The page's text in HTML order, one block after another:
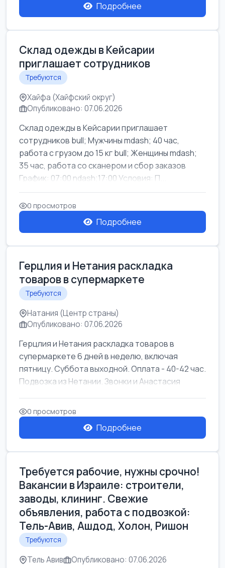
Подробнее
Склад одежды в Кейсарии
приглашает сотрудников
Требуются
Хайфа (Хайфский округ)
Опубликовано: 07.06.2026
Склад одежды в Кейсарии приглашает
сотрудников bull; Мужчины mdash; 40 час,
работа с грузом до 15 кг bull; Женщины mdash;
35 час, работа со сканером и сбор заказов
График: 07:00 ndash;17:00 Условия: П...
0 просмотров
Подробнее
Герцлия и Нетания раскладка
товаров в супермаркете
Требуются
Натания (Центр страны)
Опубликовано: 07.06.2026
Герцлия и Нетания раскладка товаров в
супермаркете 6 дней в неделю, включая
пятницу. Суббота выходной. Оплата - 40-42 час.
Подвозка из Нетании. Звонки и Анастасия
0 просмотров
Подробнее
Требуется рабочие, нужны срочно!
Вакансии в Израиле: строители,
заводы, клининг. Свежие
объявления, работа с подвозкой:
Тель-Авив, Ашдод, Холон, Ришон
Требуются
Тель Авив Опубликовано: 07.06.2026